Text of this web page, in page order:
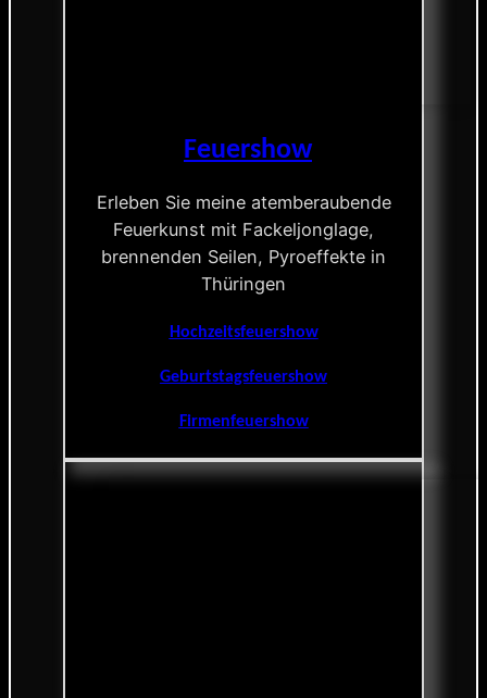
Feuershow
Erleben Sie meine atemberaubende
Feuerkunst mit Fackeljonglage,
brennenden Seilen, Pyroeffekte in
Thüringen
Hochzeitsfeuershow
Geburtstagsfeuershow
Firmenfeuershow